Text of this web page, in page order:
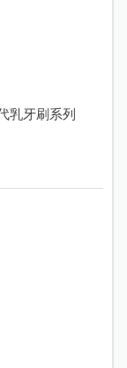
乳牙刷系列